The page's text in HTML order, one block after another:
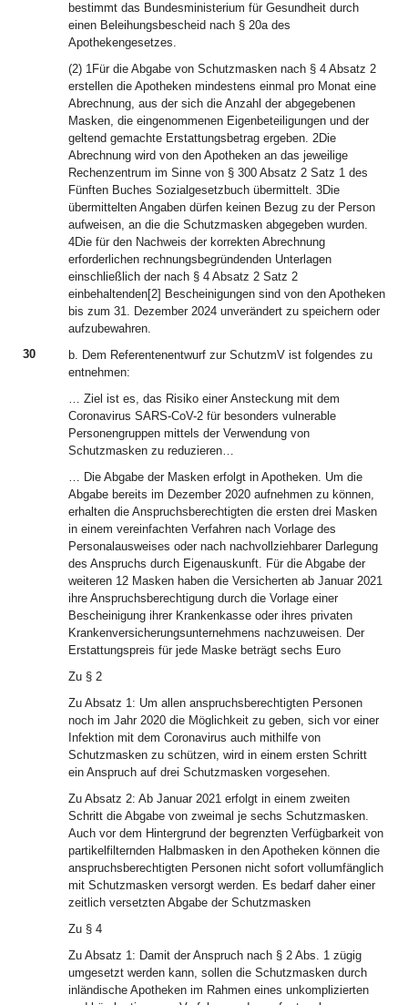
bestimmt das Bundesministerium für Gesundheit durch
einen Beleihungsbescheid nach § 20a des
Apothekengesetzes.
(2) 1Für die Abgabe von Schutzmasken nach § 4 Absatz 2
erstellen die Apotheken mindestens einmal pro Monat eine
Abrechnung, aus der sich die Anzahl der abgegebenen
Masken, die eingenommenen Eigenbeteiligungen und der
geltend gemachte Erstattungsbetrag ergeben. 2Die
Abrechnung wird von den Apotheken an das jeweilige
Rechenzentrum im Sinne von § 300 Absatz 2 Satz 1 des
Fünften Buches Sozialgesetzbuch übermittelt. 3Die
übermittelten Angaben dürfen keinen Bezug zu der Person
aufweisen, an die die Schutzmasken abgegeben wurden.
4Die für den Nachweis der korrekten Abrechnung
erforderlichen rechnungsbegründenden Unterlagen
einschließlich der nach § 4 Absatz 2 Satz 2
einbehaltenden[2] Bescheinigungen sind von den Apotheken
bis zum 31. Dezember 2024 unverändert zu speichern oder
aufzubewahren.
30
b. Dem Referentenentwurf zur SchutzmV ist folgendes zu
entnehmen:
… Ziel ist es, das Risiko einer Ansteckung mit dem
Coronavirus SARS-CoV-2 für besonders vulnerable
Personengruppen mittels der Verwendung von
Schutzmasken zu reduzieren…
… Die Abgabe der Masken erfolgt in Apotheken. Um die
Abgabe bereits im Dezember 2020 aufnehmen zu können,
erhalten die Anspruchsberechtigten die ersten drei Masken
in einem vereinfachten Verfahren nach Vorlage des
Personalausweises oder nach nachvollziehbarer Darlegung
des Anspruchs durch Eigenauskunft. Für die Abgabe der
weiteren 12 Masken haben die Versicherten ab Januar 2021
ihre Anspruchsberechtigung durch die Vorlage einer
Bescheinigung ihrer Krankenkasse oder ihres privaten
Krankenversicherungsunternehmens nachzuweisen. Der
Erstattungspreis für jede Maske beträgt sechs Euro
Zu § 2
Zu Absatz 1: Um allen anspruchsberechtigten Personen
noch im Jahr 2020 die Möglichkeit zu geben, sich vor einer
Infektion mit dem Coronavirus auch mithilfe von
Schutzmasken zu schützen, wird in einem ersten Schritt
ein Anspruch auf drei Schutzmasken vorgesehen.
Zu Absatz 2: Ab Januar 2021 erfolgt in einem zweiten
Schritt die Abgabe von zweimal je sechs Schutzmasken.
Auch vor dem Hintergrund der begrenzten Verfügbarkeit von
partikelfilternden Halbmasken in den Apotheken können die
anspruchsberechtigten Personen nicht sofort vollumfänglich
mit Schutzmasken versorgt werden. Es bedarf daher einer
zeitlich versetzten Abgabe der Schutzmasken
Zu § 4
Zu Absatz 1: Damit der Anspruch nach § 2 Abs. 1 zügig
umgesetzt werden kann, sollen die Schutzmasken durch
inländische Apotheken im Rahmen eines unkomplizierten